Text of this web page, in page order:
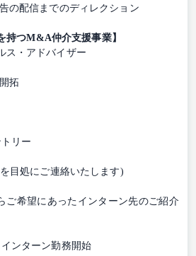
の配信までのディレクション
持つM&A仲介支援事業】
ス・アドバイザー
拓
リー
目処にご連絡いたします)
ご希望にあったインターン先のご紹介
インターン勤務開始